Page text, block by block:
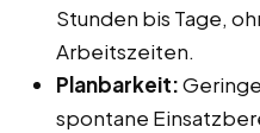
Stunden bis Tage,
Arbeitszeiten.
Planbarkeit:
spontane